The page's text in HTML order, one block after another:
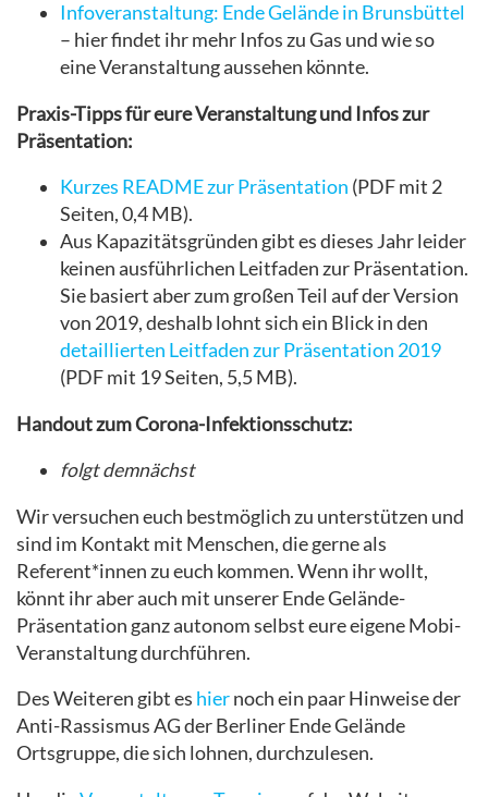
Infoveranstaltung: Ende Gelände in Brunsbüttel
– hier findet ihr mehr Infos zu Gas und wie so
eine Veranstaltung aussehen könnte.
Praxis-Tipps für eure Veranstaltung und Infos zur
Präsentation:
Kurzes README zur Präsentation (PDF mit 2
Seiten, 0,4 MB).
Aus Kapazitätsgründen gibt es dieses Jahr leider
keinen ausführlichen Leitfaden zur Präsentation.
Sie basiert aber zum großen Teil auf der Version
von 2019, deshalb lohnt sich ein Blick in den
detaillierten Leitfaden zur Präsentation 2019
(PDF mit 19 Seiten, 5,5 MB).
Handout zum Corona-Infektionsschutz:
folgt demnächst
Wir versuchen euch bestmöglich zu unterstützen und
sind im Kontakt mit Menschen, die gerne als
Referent*innen zu euch kommen. Wenn ihr wollt,
könnt ihr aber auch mit unserer Ende Gelände-
Präsentation ganz autonom selbst eure eigene Mobi-
Veranstaltung durchführen.
Des Weiteren gibt es hiernoch ein paar Hinweise der
Anti-Rassismus AG der Berliner Ende Gelände
Ortsgruppe, die sich lohnen, durchzulesen.